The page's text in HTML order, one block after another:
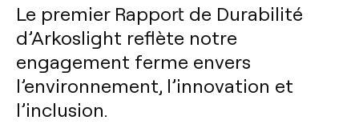
Le premier Rapport de Durabilité
d’Arkoslight reflète notre
engagement ferme envers
l’environnement, l’innovation et
l’inclusion.